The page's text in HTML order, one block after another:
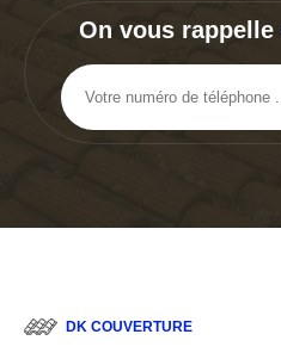
On vous rappelle
DK COUVERTURE